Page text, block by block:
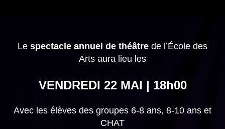
Le spectacle annuel de théâtre de l’École des
Arts aura lieu les
VENDREDI 22 MAI | 18h00
Avec les élèves des groupes 6-8 ans, 8-10 ans et
CHAT